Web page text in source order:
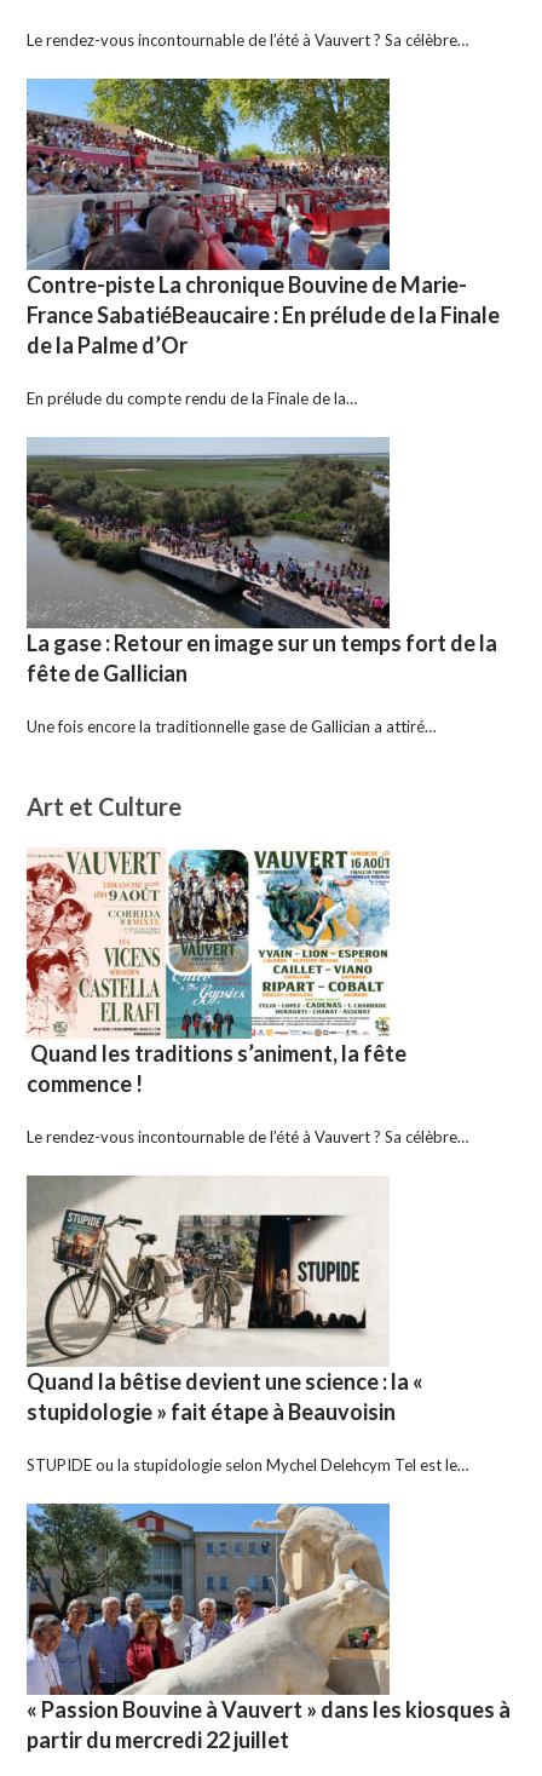
Le rendez-vous incontournable de l’été à Vauvert ? Sa célèbre…
Contre-piste La chronique Bouvine de Marie-
France SabatiéBeaucaire : En prélude de la Finale
de la Palme d’Or
En prélude du compte rendu de la Finale de la…
La gase : Retour en image sur un temps fort de la
fête de Gallician
Une fois encore la traditionnelle gase de Gallician a attiré…
Art et Culture
Quand les traditions s’animent, la fête
commence !
Le rendez-vous incontournable de l’été à Vauvert ? Sa célèbre…
Quand la bêtise devient une science : la «
stupidologie » fait étape à Beauvoisin
STUPIDE ou la stupidologie selon Mychel Delehcym Tel est le…
« Passion Bouvine à Vauvert » dans les kiosques à
partir du mercredi 22 juillet